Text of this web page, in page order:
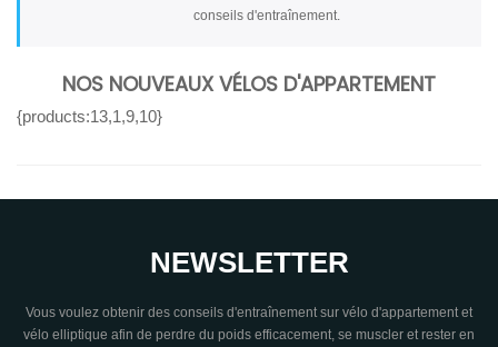
conseils d'entraînement.
NOS NOUVEAUX VÉLOS D'APPARTEMENT
{products:13,1,9,10}
NEWSLETTER
Vous voulez obtenir des conseils d'entraînement sur vélo d'appartement et
vélo elliptique afin de perdre du poids efficacement, se muscler et rester en